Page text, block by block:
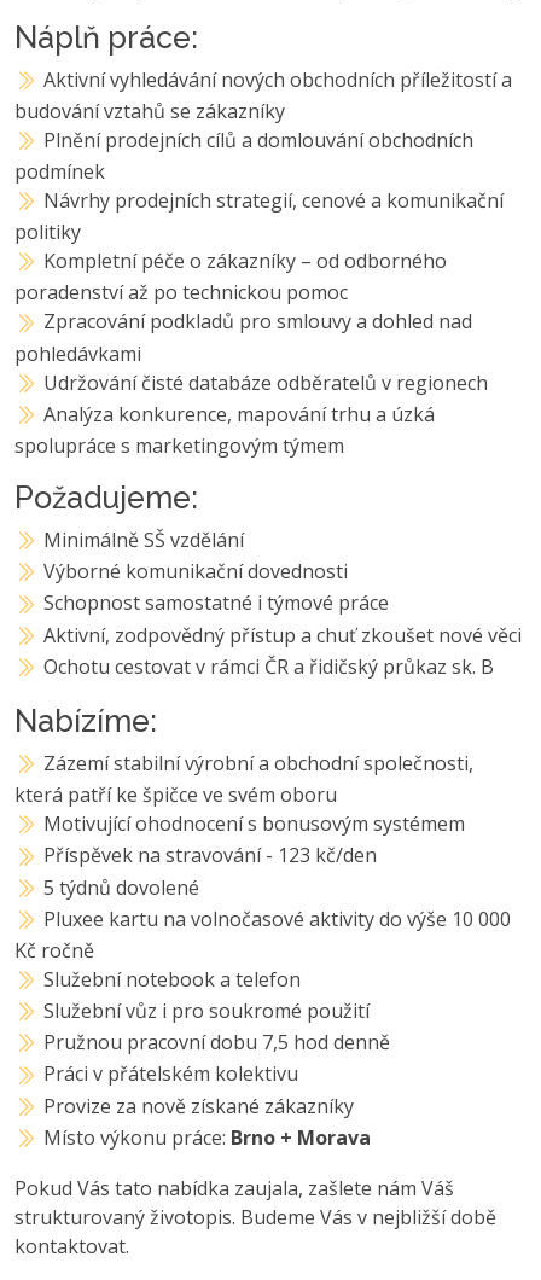
Náplň práce:
Aktivní vyhledávání nových obchodních příležitostí a
budování vztahů se zákazníky
Plnění prodejních cílů a domlouvání obchodních
podmínek
Návrhy prodejních strategií, cenové a komunikační
politiky
Kompletní péče o zákazníky – od odborného
poradenství až po technickou pomoc
Zpracování podkladů pro smlouvy a dohled nad
pohledávkami
Udržování čisté databáze odběratelů v regionech
Analýza konkurence, mapování trhu a úzká
spolupráce s marketingovým týmem
Požadujeme:
Minimálně SŠ vzdělání
Výborné komunikační dovednosti
Schopnost samostatné i týmové práce
Aktivní, zodpovědný přístup a chuť zkoušet nové věci
Ochotu cestovat v rámci ČR a řidičský průkaz sk. B
Nabízíme:
Zázemí stabilní výrobní a obchodní společnosti,
která patří ke špičce ve svém oboru
Motivující ohodnocení s bonusovým systémem
Příspěvek na stravování - 123 kč/den
5 týdnů dovolené
Pluxee kartu na volnočasové aktivity do výše 10 000
Kč ročně
Služební notebook a telefon
Služební vůz i pro soukromé použití
Pružnou pracovní dobu 7,5 hod denně
Práci v přátelském kolektivu
Provize za nově získané zákazníky
Místo výkonu práce: Brno + Morava
Pokud Vás tato nabídka zaujala, zašlete nám Váš
strukturovaný životopis. Budeme Vás v nejbližší době
kontaktovat.